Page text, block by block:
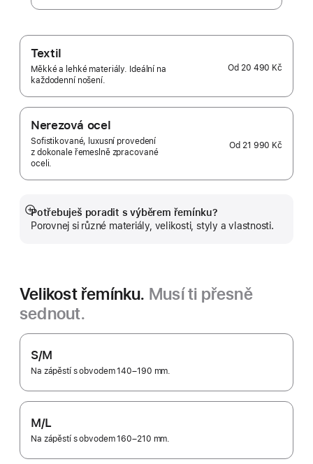
Textil
Měkké a lehké materiály. Ideální na
každodenní nošení.
Od 20 490 Kč
Nerezová ocel
Sofistikované, luxusní provedení
z dokonale řemeslně zpracované
oceli.
Od 21 990 Kč
Potřebuješ poradit s výběrem řemínku?
Porovnej si různé materiály, velikosti, styly a vlastnosti.
Zobrazit
více
Velikost řemínku. Musí ti přesně
sednout.
S/M
Na zápěstí s obvodem 140–190 mm.
M/L
Na zápěstí s obvodem 160–210 mm.